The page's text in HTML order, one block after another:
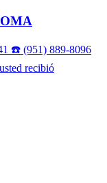
☎️ (951) 889-8096
recibió